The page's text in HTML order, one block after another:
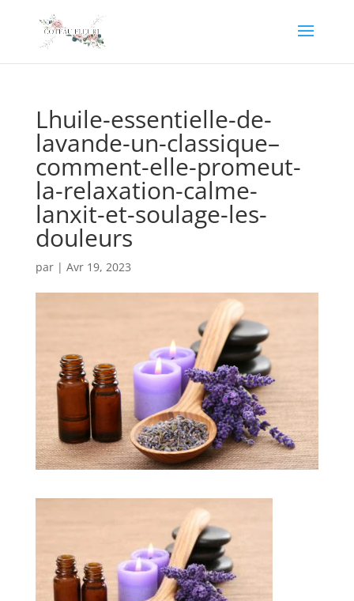
Lhuile-essentielle-de-
lavande-un-classique–
comment-elle-promeut-
la-relaxation-calme-
lanxit-et-soulage-les-
douleurs
par | Avr 19, 2023